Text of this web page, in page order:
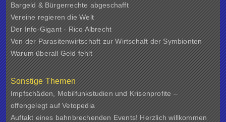
Bargeld & Bürgerrechte abgeschafft
Vereine regieren die Welt
Der Info-Gigant - Rico Albrecht
Von der Parasitenwirtschaft zur Wirtschaft der Symbionten
Warum überall Geld fehlt
Sonstige Themen
Impfschäden, Mobilfunkstudien und Krisenprofite –
offengelegt auf Vetopedia
Auftakt eines bahnbrechenden Events! Herzlich willkommen